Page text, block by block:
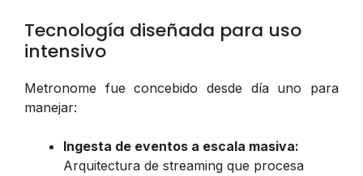
Tecnología diseñada para uso
intensivo
Metronome fue concebido desde día uno para
manejar:
Ingesta de eventos a escala masiva:
Arquitectura de streaming que procesa